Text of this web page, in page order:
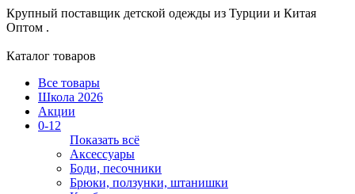
Крупный поставщик детской одежды из Турции и Китая
Оптом .
Каталог товаров
Все товары
Школа 2026
Акции
0-12
Показать всё
Аксессуары
Боди, песочники
Брюки, ползунки, штанишки